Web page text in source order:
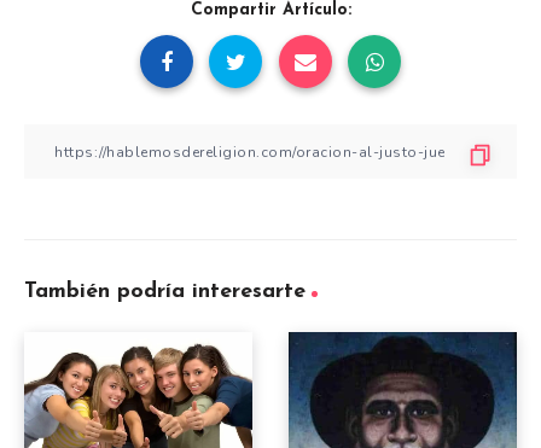
Compartir Artículo:
También podría interesarte